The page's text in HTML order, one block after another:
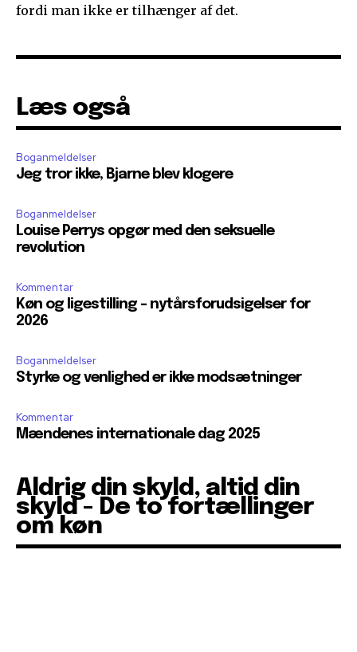
fordi man ikke er tilhænger af det.
Læs også
Boganmeldelser
Jeg tror ikke, Bjarne blev klogere
Boganmeldelser
Louise Perrys opgør med den seksuelle
revolution
Kommentar
Køn og ligestilling – nytårsforudsigelser for
2026
Boganmeldelser
Styrke og venlighed er ikke modsætninger
Kommentar
Mændenes internationale dag 2025
Aldrig din skyld, altid din
skyld - De to fortællinger
om køn